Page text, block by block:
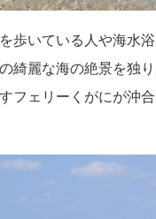
歩いている人や海水
綺麗な海の絶景を独
フェリーくがにが沖